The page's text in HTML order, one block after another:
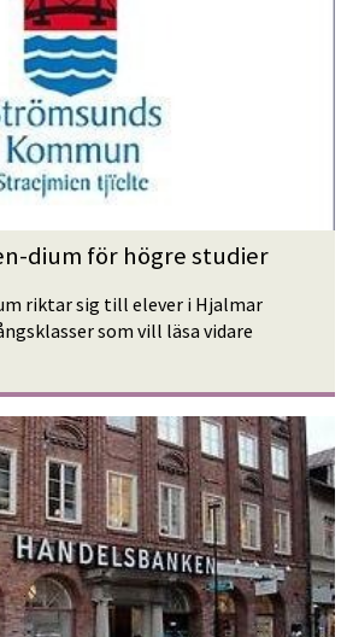
dium för högre studier
riktar sig till elever i Hjalmar
som vill läsa vidare